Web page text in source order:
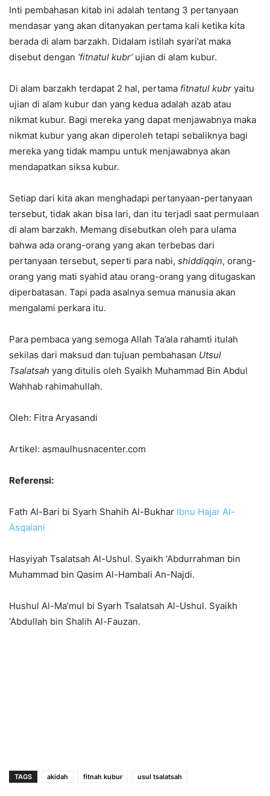
Inti pembahasan kitab ini adalah tentang 3 pertanyaan
mendasar yang akan ditanyakan pertama kali ketika kita
berada di alam barzakh. Didalam istilah syari’at maka
disebut dengan ‘fitnatul kubr’ujian di alam kubur.
Di alam barzakh terdapat 2 hal, pertama fitnatul kubr yaitu
ujian di alam kubur dan yang kedua adalah azab atau
nikmat kubur. Bagi mereka yang dapat menjawabnya maka
nikmat kubur yang akan diperoleh tetapi sebaliknya bagi
mereka yang tidak mampu untuk menjawabnya akan
mendapatkan siksa kubur.
Setiap dari kita akan menghadapi pertanyaan-pertanyaan
tersebut, tidak akan bisa lari, dan itu terjadi saat permulaan
di alam barzakh. Memang disebutkan oleh para ulama
bahwa ada orang-orang yang akan terbebas dari
pertanyaan tersebut, seperti para nabi, shiddiqqin, orang-
orang yang mati syahid atau orang-orang yang ditugaskan
diperbatasan. Tapi pada asalnya semua manusia akan
mengalami perkara itu.
Para pembaca yang semoga Allah Ta’ala rahamti itulah
sekilas dari maksud dan tujuan pembahasan Utsul
Tsalatsah yang ditulis oleh Syaikh Muhammad Bin Abdul
Wahhab rahimahullah.
Oleh: Fitra Aryasandi
Artikel: asmaulhusnacenter.com
Referensi:
Fath Al-Bari bi Syarh Shahih Al-Bukhar Ibnu Hajar Al-
Asqalani
Hasyiyah Tsalatsah Al-Ushul. Syaikh ‘Abdurrahman bin
Muhammad bin Qasim Al-Hambali An-Najdi.
Hushul Al-Ma’mul bi Syarh Tsalatsah Al-Ushul. Syaikh
‘Abdullah bin Shalih Al-Fauzan.
TAGS akidah fitnah kubur usul tsalatsah